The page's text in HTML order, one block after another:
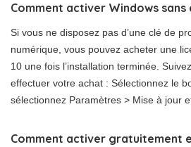
Comment activer Windows sans
Si vous ne disposez pas d’une clé de
numérique, vous pouvez acheter une
10 une fois l’installation terminée.
effectuer votre achat : Sélectionnez le
sélectionnez Paramètres > Mise à jour
Comment activer gratuitement